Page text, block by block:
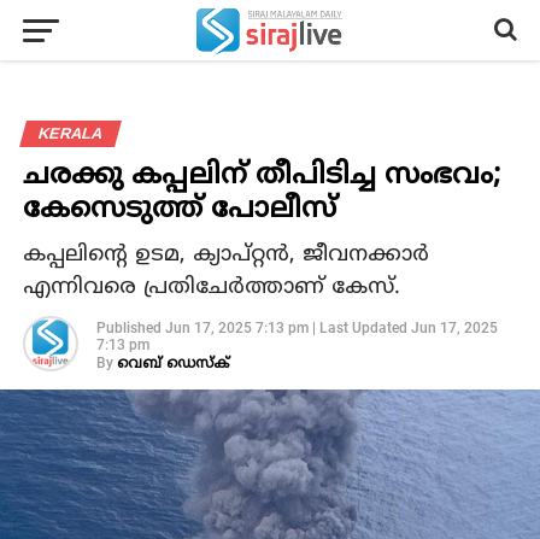
KERALA
ചരക്കു കപ്പലിന് തീപിടിച്ച സംഭവം;
കേസെടുത്ത് പോലീസ്
കപ്പലിന്റെ ഉടമ, ക്യാപ്റ്റന്‍, ജീവനക്കാര്‍
എന്നിവരെ പ്രതിചേര്‍ത്താണ് കേസ്.
Published Jun 17, 2025 7:13 pm| Last Updated Jun 17, 2025
7:13 pm
By വെബ് ഡെസ്‌ക്